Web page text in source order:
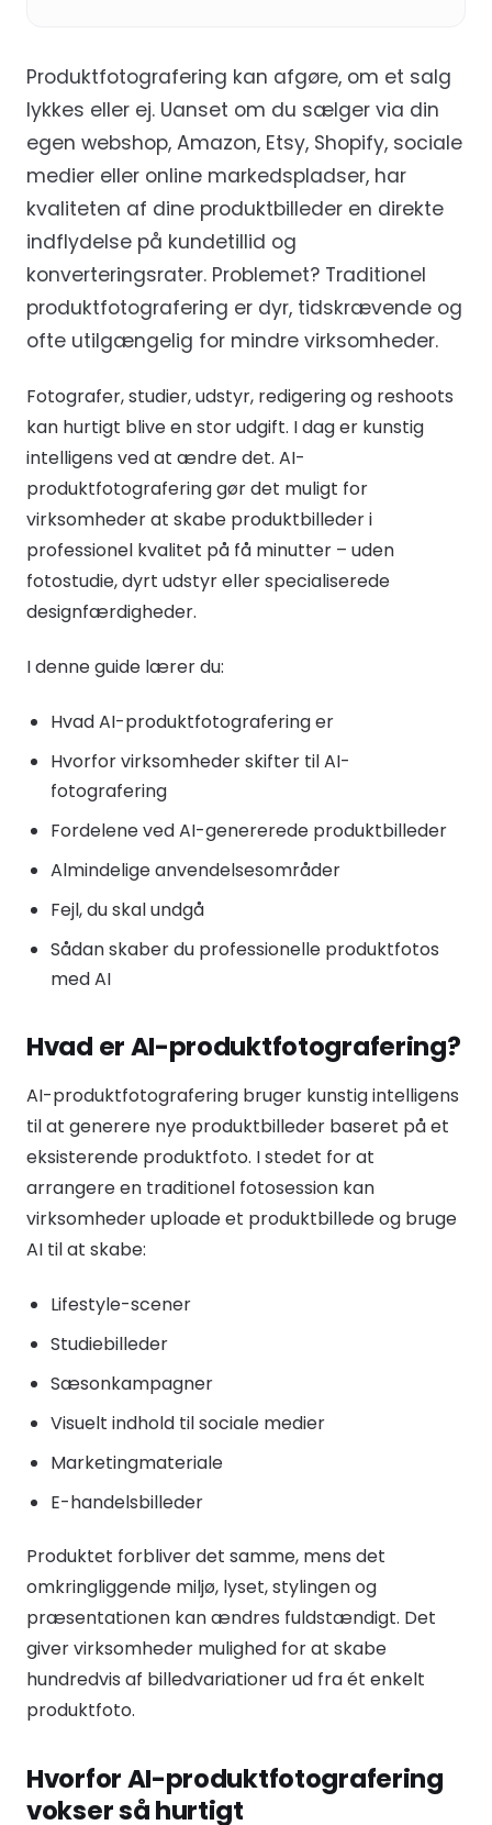
Produktfotografering kan afgøre, om et salg
lykkes eller ej. Uanset om du sælger via din
egen webshop, Amazon, Etsy, Shopify, sociale
medier eller online markedspladser, har
kvaliteten af dine produktbilleder en direkte
indflydelse på kundetillid og
konverteringsrater. Problemet? Traditionel
produktfotografering er dyr, tidskrævende og
ofte utilgængelig for mindre virksomheder.
Fotografer, studier, udstyr, redigering og reshoots
kan hurtigt blive en stor udgift. I dag er kunstig
intelligens ved at ændre det. AI-
produktfotografering gør det muligt for
virksomheder at skabe produktbilleder i
professionel kvalitet på få minutter – uden
fotostudie, dyrt udstyr eller specialiserede
designfærdigheder.
I denne guide lærer du:
Hvad AI-produktfotografering er
Hvorfor virksomheder skifter til AI-
fotografering
Fordelene ved AI-genererede produktbilleder
Almindelige anvendelsesområder
Fejl, du skal undgå
Sådan skaber du professionelle produktfotos
med AI
Hvad er AI-produktfotografering?
AI-produktfotografering bruger kunstig intelligens
til at generere nye produktbilleder baseret på et
eksisterende produktfoto. I stedet for at
arrangere en traditionel fotosession kan
virksomheder uploade et produktbillede og bruge
AI til at skabe:
Lifestyle-scener
Studiebilleder
Sæsonkampagner
Visuelt indhold til sociale medier
Marketingmateriale
E-handelsbilleder
Produktet forbliver det samme, mens det
omkringliggende miljø, lyset, stylingen og
præsentationen kan ændres fuldstændigt. Det
giver virksomheder mulighed for at skabe
hundredvis af billedvariationer ud fra ét enkelt
produktfoto.
Hvorfor AI-produktfotografering
vokser så hurtigt